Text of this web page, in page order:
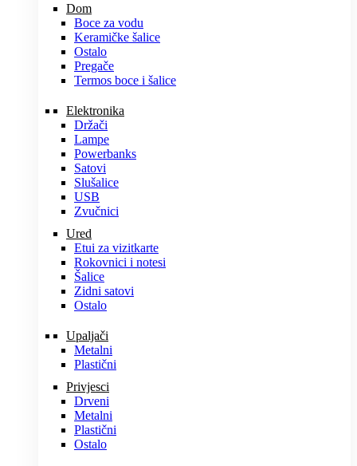
Dom
Boce za vodu
Keramičke šalice
Ostalo
Pregače
Termos boce i šalice
Elektronika
Držači
Lampe
Powerbanks
Satovi
Slušalice
USB
Zvučnici
Ured
Etui za vizitkarte
Rokovnici i notesi
Šalice
Zidni satovi
Ostalo
Upaljači
Metalni
Plastični
Privjesci
Drveni
Metalni
Plastični
Ostalo